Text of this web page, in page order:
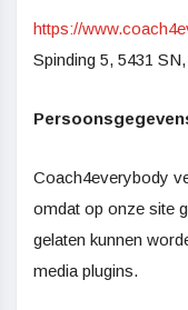
https://
Spinding 5, 5431
Coach4everybody
omdat op onze site
gelaten kunnen
media plugins.